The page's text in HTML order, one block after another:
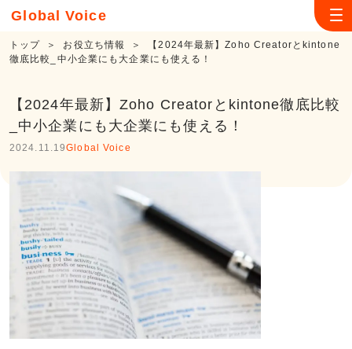
Global Voice
トップ ＞ お役立ち情報 ＞
【2024年最新】Zoho Creatorとkintone
徹底比較_中小企業にも大企業にも使える！
【2024年最新】Zoho Creatorとkintone徹底比較
_中小企業にも大企業にも使える！
2024.11.19Global Voice